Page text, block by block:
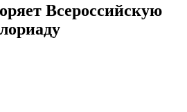
Всероссийскую